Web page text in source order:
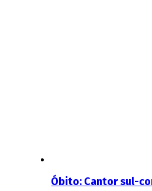
Óbito: Cantor sul-